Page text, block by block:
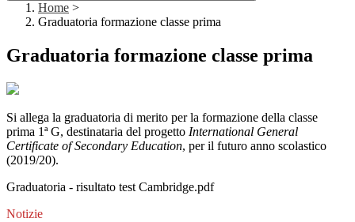
Home >
Graduatoria formazione classe prima
Graduatoria formazione classe prima
Si allega la graduatoria di merito per la formazione della classe
prima 1ª G, destinataria del progetto International General
Certificate of Secondary Education, per il futuro anno scolastico
(2019/20).
Graduatoria - risultato test Cambridge.pdf
Notizie